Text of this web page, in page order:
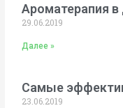
Ароматерапия
29.06.2019
Далее »
Самые
23.06.2019